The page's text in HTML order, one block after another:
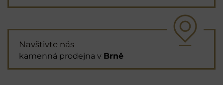
Navštivte nás
kamenná prodejna v Brně